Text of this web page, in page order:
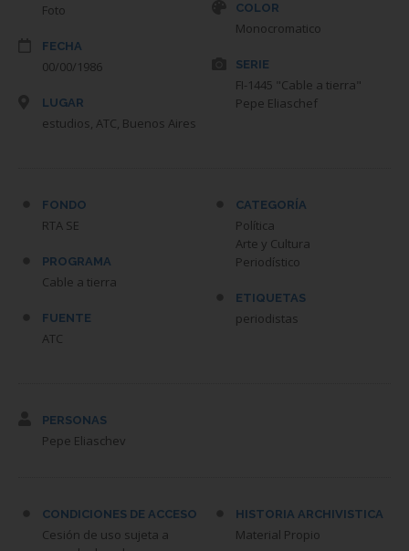
Foto
FECHA
00/00/1986
LUGAR
estudios, ATC, Buenos Aires
COLOR
Monocromatico
SERIE
FI-1445 "Cable a tierra"
Pepe Eliaschef
FONDO
RTA SE
PROGRAMA
Cable a tierra
FUENTE
ATC
CATEGORÍA
Política
Arte y Cultura
Periodístico
ETIQUETAS
periodistas
PERSONAS
Pepe Eliaschev
CONDICIONES DE ACCESO
Cesión de uso sujeta a
HISTORIA ARCHIVISTICA
Material Propio